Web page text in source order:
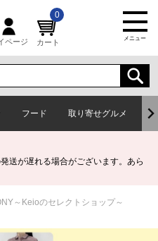
ページ カート
0
メニュー
フード 取り寄せグルメ
送が遅れる場合がございます。あら
～Keioのセレクトショップ～